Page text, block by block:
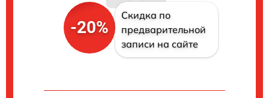
-20%
Скидка по
предварительной
записи на сайте